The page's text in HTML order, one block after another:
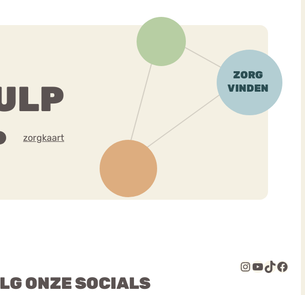
zorgkaart
ONZE SOCIALS
Instagram YouTube TikTok Facebook